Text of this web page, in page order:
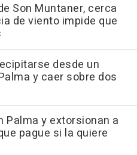
Son Muntaner, cerca
de viento impide que
desde un
y caer sobre dos
Palma y extorsionan a
pague si la quiere